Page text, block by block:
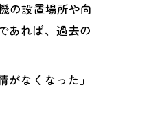
の設置場所や向
あれば、過去の
なくなった」